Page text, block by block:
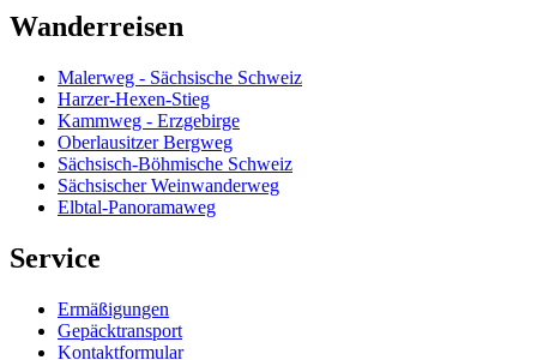
Wanderreisen
Malerweg - Sächsische Schweiz
Harzer-Hexen-Stieg
Kammweg - Erzgebirge
Oberlausitzer Bergweg
Sächsisch-Böhmische Schweiz
Sächsischer Weinwanderweg
Elbtal-Panoramaweg
Service
Ermäßigungen
Gepäcktransport
Kontaktformular